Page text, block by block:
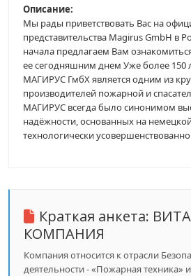
Описание:
Мы рады приветствовать Вас на
представительства Magirus GmbH в
начала предлагаем Вам
ее сегодняшним днем Уже более 150
МАГИРУС ГмбХ является одним из
производителей пожарной и
МАГИРУС всегда было синонимом
надёжности, основанных на
технологически
Краткая анкета:
КОМПАНИЯ
Компания относится к отрасли
деятельности - «Пожарная техника»